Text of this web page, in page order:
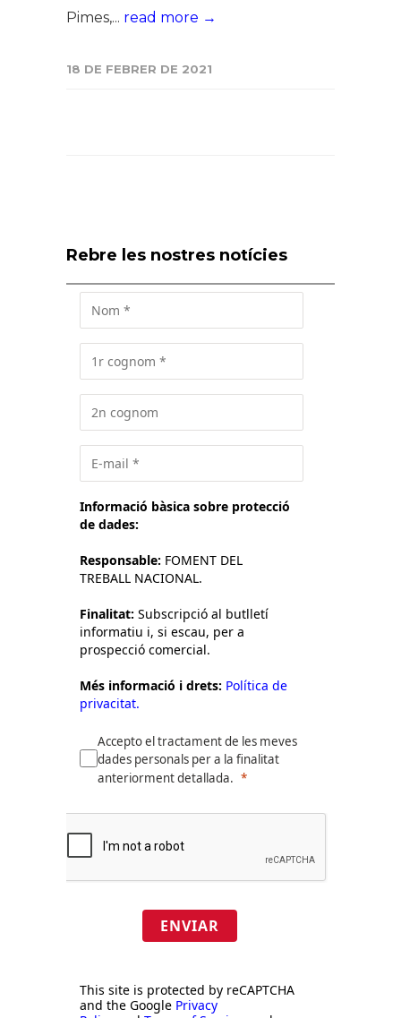
Pimes,... read more →
18 DE FEBRER DE 2021
Rebre les nostres notícies
Informació bàsica sobre protecció
de dades:
Responsable: FOMENT DEL
TREBALL NACIONAL.
Finalitat: Subscripció al butlletí
informatiu i, si escau, per a
prospecció comercial.
Més informació i drets: Política de
privacitat.
Accepto el tractament de les meves
dades personals per a la finalitat
anteriorment detallada.
ENVIAR
This site is protected by reCAPTCHA
and the Google Privacy